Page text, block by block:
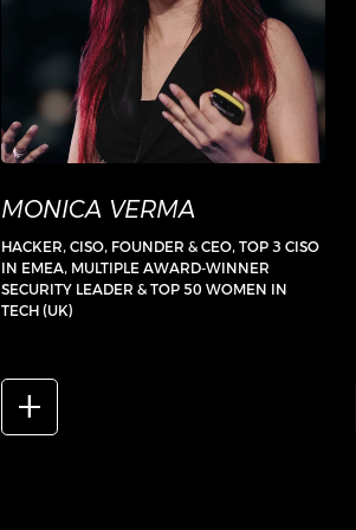
MONICA VERMA
HACKER, CISO, FOUNDER & CEO, TOP 3 CISO
IN EMEA, MULTIPLE AWARD-WINNER
SECURITY LEADER & TOP 50 WOMEN IN
TECH (UK)
add_2